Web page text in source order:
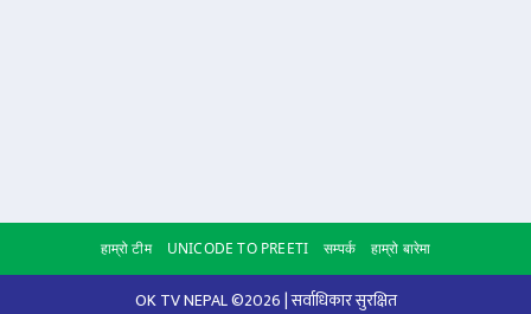
हाम्रो टीम UNICODE TO PREETI सम्पर्क हाम्रो बारेमा
OK TV NEPAL ©2026 | सर्वाधिकार सुरक्षित